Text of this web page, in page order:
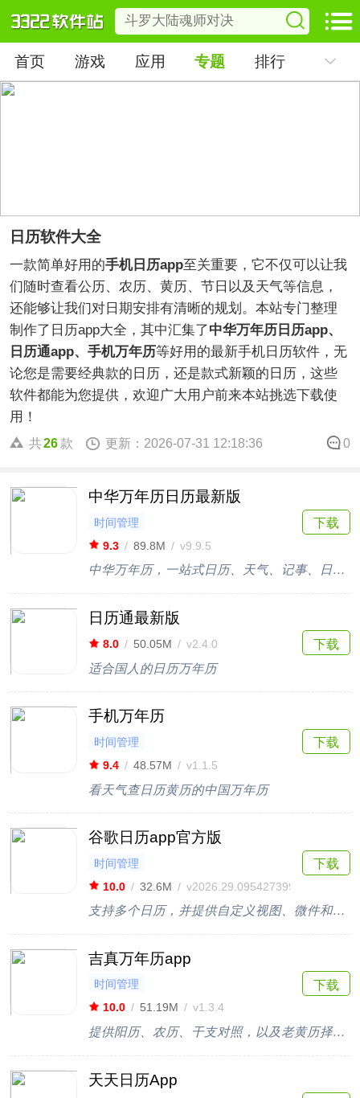
首页 游戏 应用 专题 排行
日历软件大全
一款简单好用的手机日历app至关重要，它不仅可以让我
们随时查看公历、农历、黄历、节日以及天气等信息，
还能够让我们对日期安排有清晰的规划。本站专门整理
制作了日历app大全，其中汇集了中华万年历日历app、
日历通app、手机万年历等好用的最新手机日历软件，无
论您是需要经典款的日历，还是款式新颖的日历，这些
软件都能为您提供，欢迎广大用户前来本站挑选下载使
用！
共26款 更新：2026-07-31 12:18:36 0
中华万年历日历最新版
时间管理
9.3 / 89.8M / v9.9.5
中华万年历，一站式日历、天气、记事、日程管理应用
下载
日历通最新版
8.0 / 50.05M / v2.4.0
适合国人的日历万年历
下载
手机万年历
时间管理
9.4 / 48.57M / v1.1.5
看天气查日历黄历的中国万年历
下载
谷歌日历app官方版
时间管理
10.0 / 32.6M / v2026.29.0954273998
支持多个日历，并提供自定义视图、微件和任务等功能
下载
吉真万年历app
时间管理
10.0 / 51.19M / v1.3.4
提供阳历、农历、干支对照，以及老黄历择吉项目提示
下载
天天日历App